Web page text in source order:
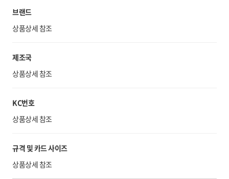
브랜드
상품상세 참조
제조국
상품상세 참조
KC번호
상품상세 참조
규격 및 카드 사이즈
상품상세 참조